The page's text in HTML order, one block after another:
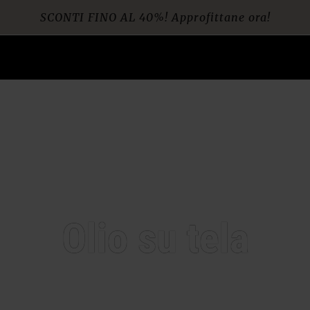
SCONTI FINO AL 40%! Approfittane ora!